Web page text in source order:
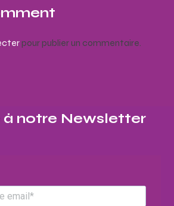
pour publier un commentaire.
à notre Newsletter​